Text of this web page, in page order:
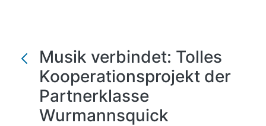
Musik verbindet: Tolles
Kooperationsprojekt der
Partnerklasse
Wurmannsquick